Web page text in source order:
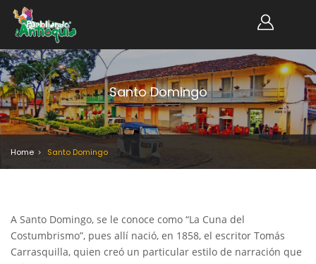
Santo Domingo
Home Santo Domingo
A Santo Domingo, se le conoce como “La Cuna del
Costumbrismo”, pues allí nació, en 1858, el escritor Tomás
Carrasquilla, quien creó un particular estilo de narración que